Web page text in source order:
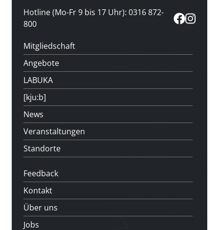
Hotline (Mo-Fr 9 bis 17 Uhr): 0316 872-
800
Mitgliedschaft
Angebote
LABUKA
[kju:b]
News
Veranstaltungen
Standorte
Feedback
Kontakt
Über uns
Jobs